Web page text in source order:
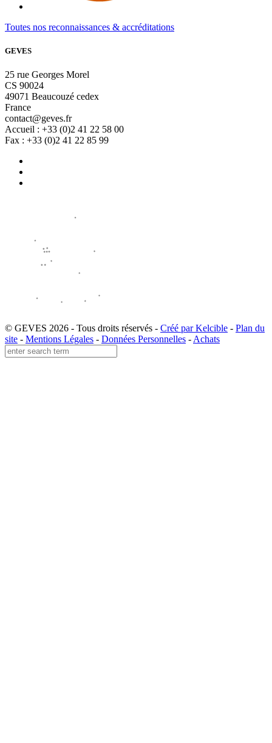
Toutes nos reconnaissances & accréditations
GEVES
25 rue Georges Morel
CS 90024
49071 Beaucouzé cedex
France
contact@geves.fr
Accueil : +33 (0)2 41 22 58 00
Fax : +33 (0)2 41 22 85 99
© GEVES 2026 - Tous droits réservés - Créé par Kelcible - Plan du
site - Mentions Légales - Données Personnelles - Achats